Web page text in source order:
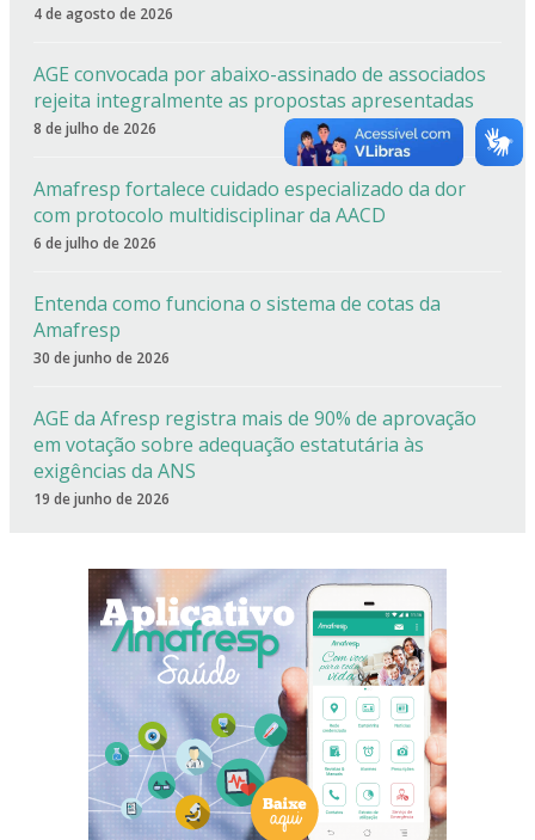
4 de agosto de 2026
AGE convocada por abaixo-assinado de associados
rejeita integralmente as propostas apresentadas
8 de julho de 2026
Amafresp fortalece cuidado especializado da dor
com protocolo multidisciplinar da AACD
6 de julho de 2026
Entenda como funciona o sistema de cotas da
Amafresp
30 de junho de 2026
AGE da Afresp registra mais de 90% de aprovação
em votação sobre adequação estatutária às
exigências da ANS
19 de junho de 2026